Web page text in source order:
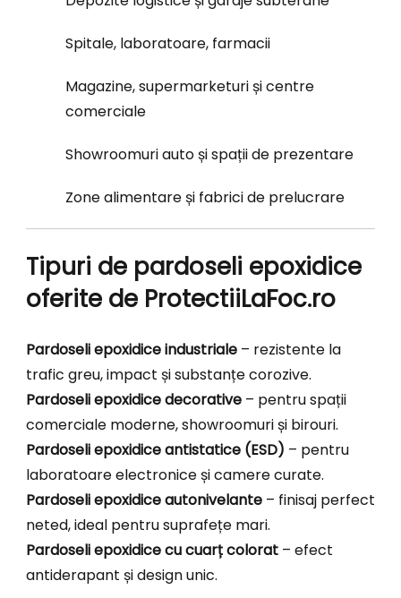
Spitale, laboratoare, farmacii
Magazine, supermarketuri și centre
comerciale
Showroomuri auto și spații de prezentare
Zone alimentare și fabrici de prelucrare
Tipuri de pardoseli epoxidice
oferite de ProtectiiLaFoc.ro
Pardoseli epoxidice industriale – rezistente la
trafic greu, impact și substanțe corozive.
Pardoseli epoxidice decorative – pentru spații
comerciale moderne, showroomuri și birouri.
Pardoseli epoxidice antistatice (ESD) – pentru
laboratoare electronice și camere curate.
Pardoseli epoxidice autonivelante – finisaj perfect
neted, ideal pentru suprafețe mari.
Pardoseli epoxidice cu cuarț colorat – efect
antiderapant și design unic.